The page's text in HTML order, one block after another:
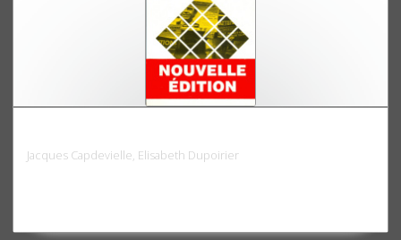
Jacques Capdevielle, Elisabeth Dupoirier